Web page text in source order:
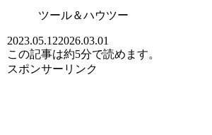
ツール＆ハウツー
2023.05.122026.03.01
この記事は約5分で読めます。
スポンサーリンク